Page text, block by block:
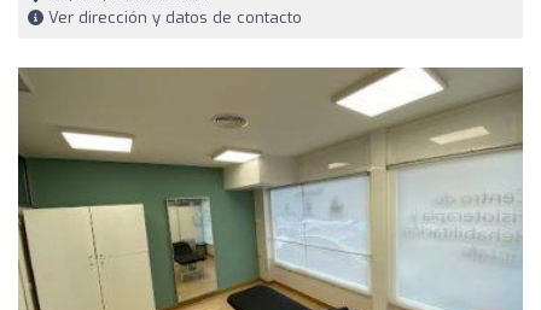
Ver dirección y datos de contacto